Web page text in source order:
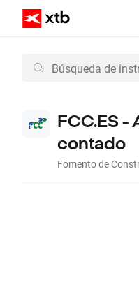
FCC.ES -
contado
Fomento de